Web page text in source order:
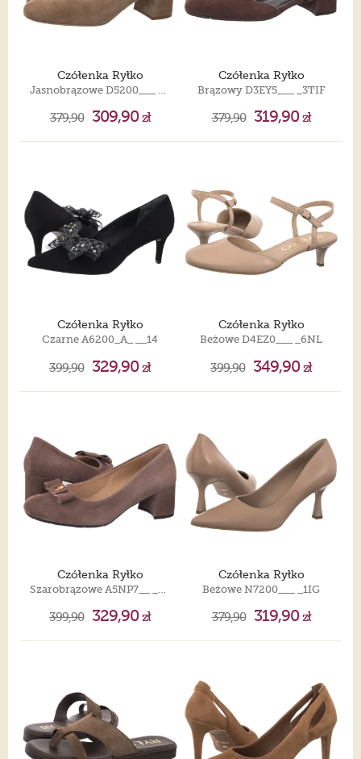
Czółenka Ryłko
379,90 309,90zł
Czółenka Ryłko
Brązowy D3EY5___ _3TIF
379,90 319,90zł
Czółenka Ryłko
Czarne A6200_A_ __14
399,90 329,90zł
Czółenka Ryłko
Beżowe D4EZ0___ _6NL
399,90 349,90zł
Czółenka Ryłko
399,90 329,90zł
Czółenka Ryłko
Beżowe N7200___ _1IG
379,90 319,90zł